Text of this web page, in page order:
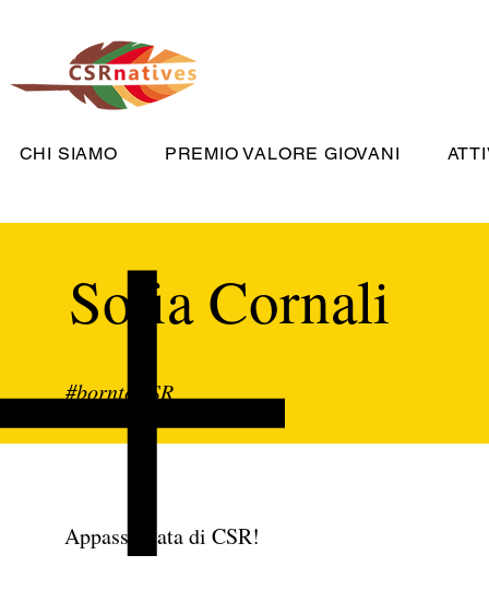
CHI SIAMO PREMIO VALORE GIOVANI
Sofia Cornali
#borntoCSR
Appassionata di CSR!